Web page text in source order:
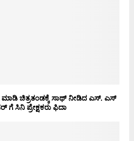
ಮಾಡಿ ಚಿತ್ರತಂಡಕ್ಕೆ ಸಾಥ್ ನೀಡಿದ ಎಸ್. ಎಸ್
ಸಿನಿ ಪ್ರೇಕ್ಷಕರು ಫಿದಾ